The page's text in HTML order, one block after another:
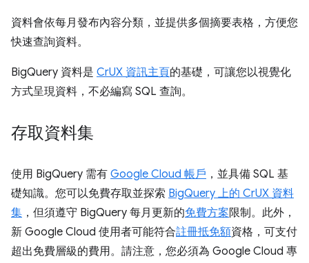
資料會依每月發布內容分類，並提供多個摘要表格，方便您
快速查詢資料。
BigQuery 資料是 CrUX 資訊主頁的基礎，可讓您以視覺化
方式呈現資料，不必編寫 SQL 查詢。
存取資料集
使用 BigQuery 需有 Google Cloud 帳戶 ，並具備 SQL 基
礎知識。您可以免費存取並探索 BigQuery 上的 CrUX 資料
集 ，但須遵守 BigQuery 每月更新的免費方案限制。此外，
新 Google Cloud 使用者可能符合註冊抵免額資格，可支付
超出免費層級的費用。請注意，您必須為 Google Cloud 專